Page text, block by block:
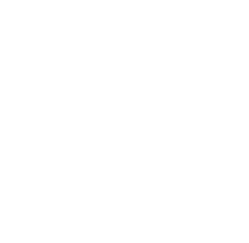
VOTRE PROBLÈME ?